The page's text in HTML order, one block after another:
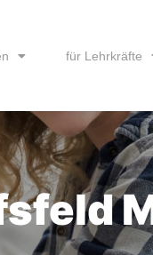
für Lehrkräfte